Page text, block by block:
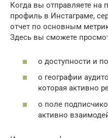
Когда вы отправляете на
профиль в Инстаграме,
отчет по основным
Здесь вы сможете
о доступности и
о географии
которая активно
о поле
активно